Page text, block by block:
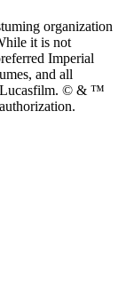
organization
it is not
Imperial
and all
Lucasfilm. © & ™